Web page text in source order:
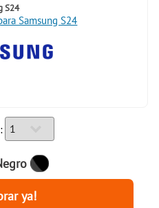
S24
Samsung S24